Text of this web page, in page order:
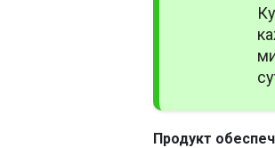
Продукт